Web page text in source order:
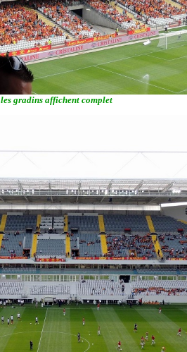
les gradins affichent complet